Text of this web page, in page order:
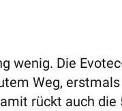
wenig. Die
Weg,
rückt auch die